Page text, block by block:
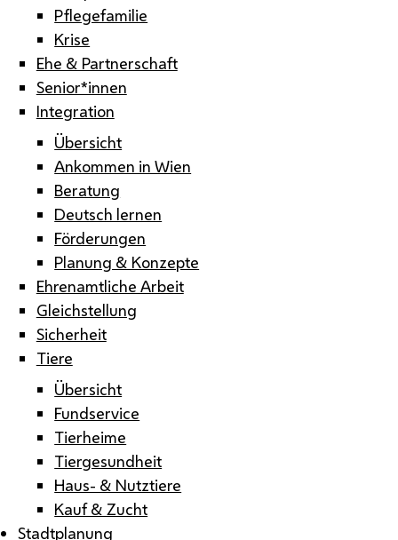
Pflegefamilie
Krise
Ehe & Partnerschaft
Senior*innen
Integration
Übersicht
Ankommen in Wien
Beratung
Deutsch lernen
Förderungen
Planung & Konzepte
Ehrenamtliche Arbeit
Gleichstellung
Sicherheit
Tiere
Übersicht
Fundservice
Tierheime
Tiergesundheit
Haus- & Nutztiere
Kauf & Zucht
Stadtplanung